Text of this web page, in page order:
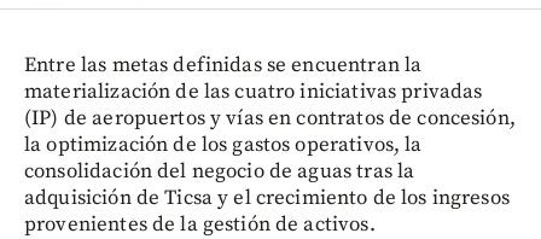
Entre las metas definidas se encuentran la
materialización de las cuatro iniciativas privadas
(IP) de aeropuertos y vías en contratos de concesión,
la optimización de los gastos operativos, la
consolidación del negocio de aguas tras la
adquisición de Ticsa y el crecimiento de los ingresos
provenientes de la gestión de activos.